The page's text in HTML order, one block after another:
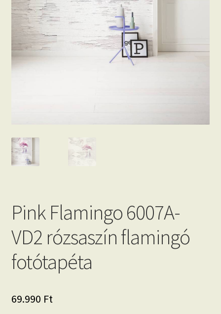
Pink Flamingo 6007A-
VD2 rózsaszín flamingó
fotótapéta
69.990 Ft